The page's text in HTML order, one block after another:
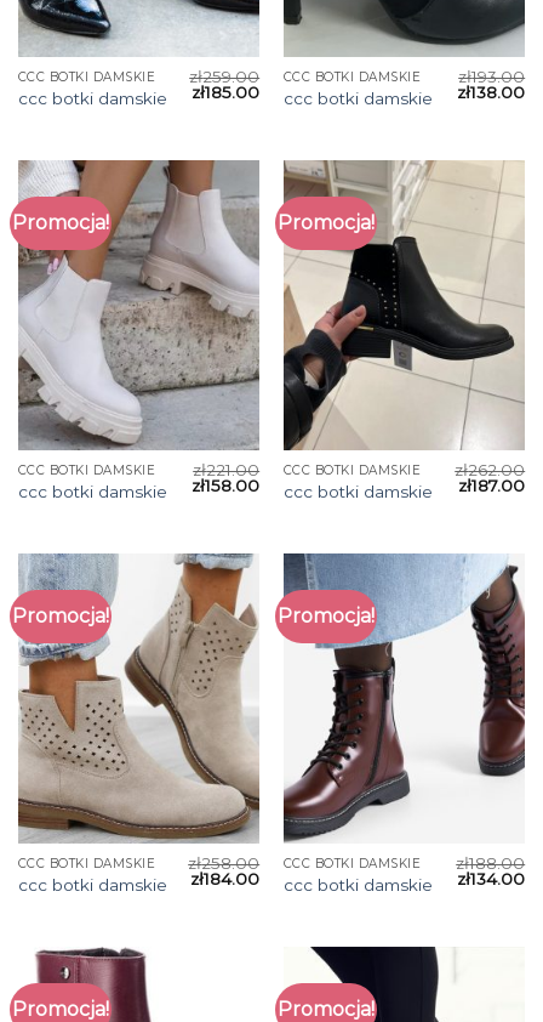
CCC BOTKI DAMSKIE
ccc botki damskie
zł259.00
zł185.00
CCC BOTKI DAMSKIE
ccc botki damskie
zł193.00
zł138.00
Promocja!
CCC BOTKI DAMSKIE
ccc botki damskie
zł221.00
zł158.00
Promocja!
CCC BOTKI DAMSKIE
ccc botki damskie
zł262.00
zł187.00
Promocja!
CCC BOTKI DAMSKIE
ccc botki damskie
zł258.00
zł184.00
Promocja!
CCC BOTKI DAMSKIE
ccc botki damskie
zł188.00
zł134.00
Promocja! Promocja!